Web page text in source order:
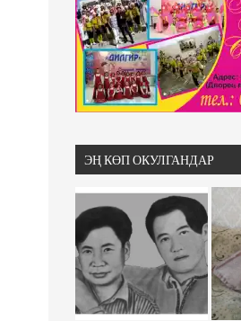
ЭҢ КӨП ОКУЛГАНДАР